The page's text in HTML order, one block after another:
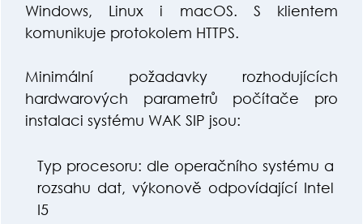
Windows, Linux i macOS. S klientem
komunikuje protokolem HTTPS.
Minimální požadavky rozhodujících
hardwarových parametrů počítače pro
instalaci systému WAK SIP jsou:
Typ procesoru: dle operačního systému a
rozsahu dat, výkonově odpovídající Intel
I5